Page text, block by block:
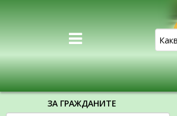
ЗА ГРАЖДАНИТЕ